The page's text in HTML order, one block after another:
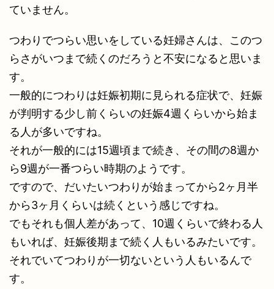
ていません。
つわりでつらい思いをしている妊婦さんは、このつ
らさがいつまで続くのだろうと不安になると思いま
す。
一般的につわりは妊娠初期に見られる症状で、妊娠
が判明する少し前くらいの妊娠4週くらいから始ま
る人が多いですね。
それが一般的には15週頃まで続き、その間の8週か
ら9週が一番つらい時期のようです。
ですので、だいたいつわりが始まってから2ヶ月半
から3ヶ月くらいは続くという感じですね。
でもそれも個人差があって、10週くらいで終わる人
もいれば、妊娠後期まで続く人もいるみたいです。
それでいてつわりが一切ないという人もいるんで
す。